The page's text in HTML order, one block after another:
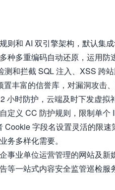
规则和 AI 双引擎架构，默认集
种多重编码自动还原，运用防
测和拦截 SQL 注入、XSS 跨
置丰富的信誉库，对漏洞攻击
小时防护，云端及时下发虚拟
定义 CC 防护规则，限制单
Cookie 字段名设置灵活的限
务多样化需要。
事业单位运营管理的网站及
等一站式内容安全监管巡检